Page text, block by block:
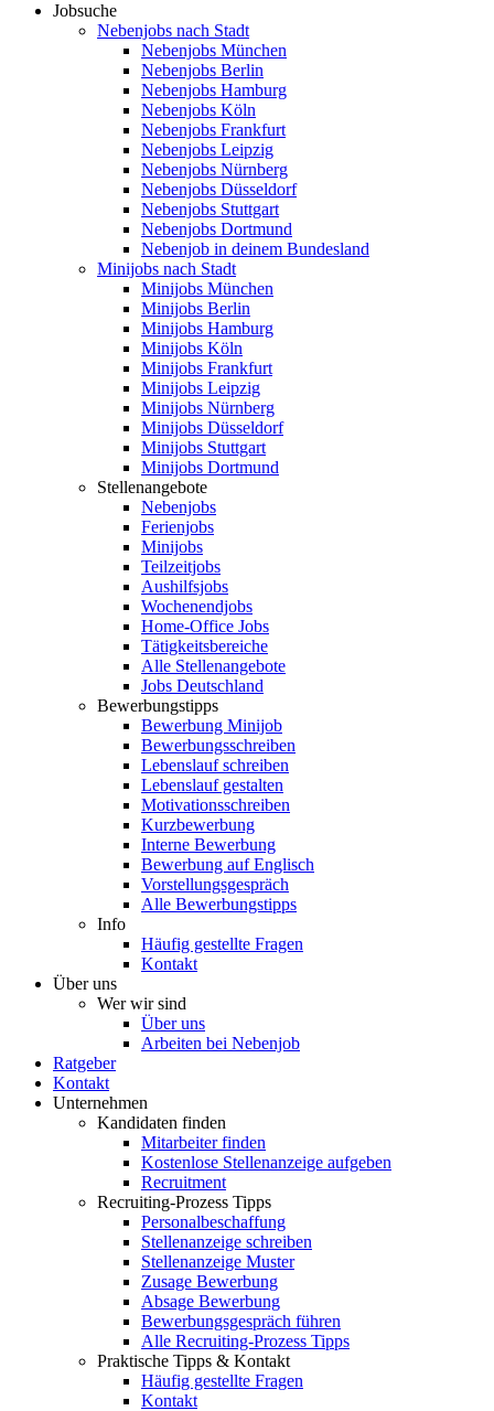
Jobsuche
Nebenjobs nach Stadt
Nebenjobs München
Nebenjobs Berlin
Nebenjobs Hamburg
Nebenjobs Köln
Nebenjobs Frankfurt
Nebenjobs Leipzig
Nebenjobs Nürnberg
Nebenjobs Düsseldorf
Nebenjobs Stuttgart
Nebenjobs Dortmund
Nebenjob in deinem Bundesland
Minijobs nach Stadt
Minijobs München
Minijobs Berlin
Minijobs Hamburg
Minijobs Köln
Minijobs Frankfurt
Minijobs Leipzig
Minijobs Nürnberg
Minijobs Düsseldorf
Minijobs Stuttgart
Minijobs Dortmund
Stellenangebote
Nebenjobs
Ferienjobs
Minijobs
Teilzeitjobs
Aushilfsjobs
Wochenendjobs
Home-Office Jobs
Tätigkeitsbereiche
Alle Stellenangebote
Jobs Deutschland
Bewerbungstipps
Bewerbung Minijob
Bewerbungsschreiben
Lebenslauf schreiben
Lebenslauf gestalten
Motivationsschreiben
Kurzbewerbung
Interne Bewerbung
Bewerbung auf Englisch
Vorstellungsgespräch
Alle Bewerbungstipps
Info
Häufig gestellte Fragen
Kontakt
Über uns
Wer wir sind
Über uns
Arbeiten bei Nebenjob
Ratgeber
Kontakt
Unternehmen
Kandidaten finden
Mitarbeiter finden
Kostenlose Stellenanzeige aufgeben
Recruitment
Recruiting-Prozess Tipps
Personalbeschaffung
Stellenanzeige schreiben
Stellenanzeige Muster
Zusage Bewerbung
Absage Bewerbung
Bewerbungsgespräch führen
Alle Recruiting-Prozess Tipps
Praktische Tipps & Kontakt
Häufig gestellte Fragen
Kontakt